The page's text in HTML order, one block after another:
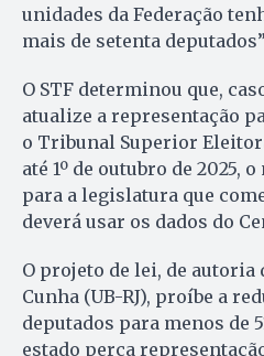
unidades da Federação
mais de setenta
O STF determinou que,
atualize a representação
o Tribunal Superior
até 1º de outubro de 2025,
para a legislatura que
deverá usar os dados do
O projeto de lei, de autoria
Cunha (UB-RJ), proíbe a
deputados para menos de
estado perca